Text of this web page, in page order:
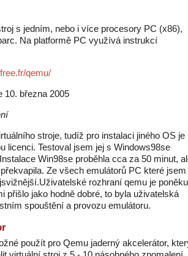
s jedním, nebo i více procesory PC (x86),
Na platformě PC využívá instrukcí
qemu/
10. března 2005
stroje, tudíž pro instalaci jiného OS je
licenci. Testoval jsem jej s Windows98se
Win98se proběhla cca za 50 minut,
Ze všech emulátorů PC které jsem
rozhraní qemu je
přišlo jako hodně dobré, to byla uživatelská
spouštění a provozu emulátoru.
použít pro Qemu jaderný akcelerátor,